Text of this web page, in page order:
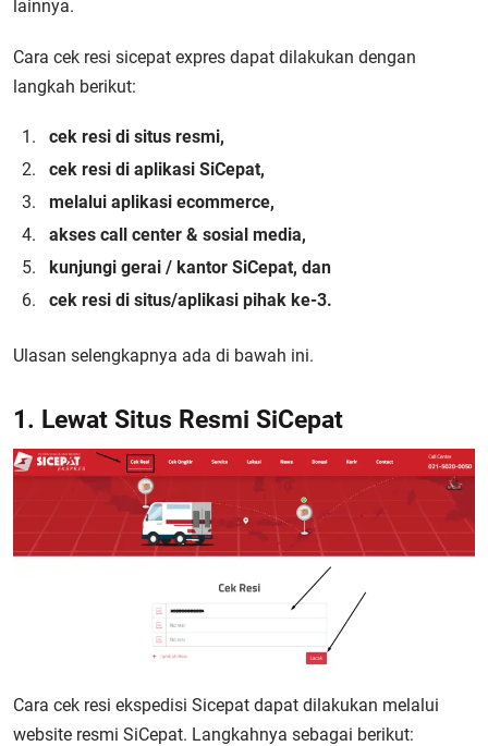
lainnya.
Cara cek resi sicepat expres dapat dilakukan dengan
langkah berikut:
cek resi di situs resmi,
cek resi di aplikasi SiCepat,
melalui aplikasi ecommerce,
akses call center & sosial media,
kunjungi gerai / kantor SiCepat, dan
cek resi di situs/aplikasi pihak ke-3.
Ulasan selengkapnya ada di bawah ini.
1. Lewat Situs Resmi SiCepat
Cara cek resi ekspedisi Sicepat dapat dilakukan melalui
website resmi SiCepat. Langkahnya sebagai berikut: